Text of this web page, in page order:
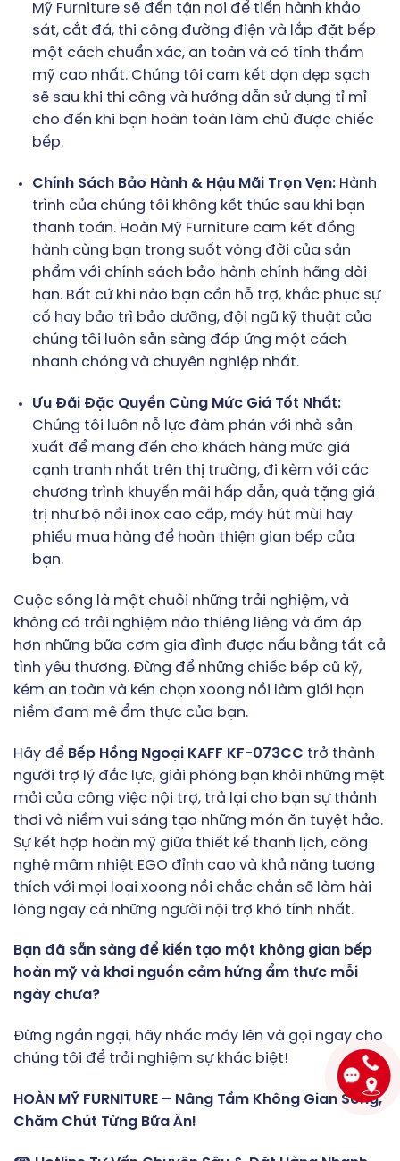
Mỹ Furniture sẽ đến tận nơi để tiến hành khảo
sát, cắt đá, thi công đường điện và lắp đặt bếp
một cách chuẩn xác, an toàn và có tính thẩm
mỹ cao nhất. Chúng tôi cam kết dọn dẹp sạch
sẽ sau khi thi công và hướng dẫn sử dụng tỉ mỉ
cho đến khi bạn hoàn toàn làm chủ được chiếc
bếp.
Chính Sách Bảo Hành & Hậu Mãi Trọn Vẹn:Hành
trình của chúng tôi không kết thúc sau khi bạn
thanh toán. Hoàn Mỹ Furniture cam kết đồng
hành cùng bạn trong suốt vòng đời của sản
phẩm với chính sách bảo hành chính hãng dài
hạn. Bất cứ khi nào bạn cần hỗ trợ, khắc phục sự
cố hay bảo trì bảo dưỡng, đội ngũ kỹ thuật của
chúng tôi luôn sẵn sàng đáp ứng một cách
nhanh chóng và chuyên nghiệp nhất.
Ưu Đãi Đặc Quyền Cùng Mức Giá Tốt Nhất:
Chúng tôi luôn nỗ lực đàm phán với nhà sản
xuất để mang đến cho khách hàng mức giá
cạnh tranh nhất trên thị trường, đi kèm với các
chương trình khuyến mãi hấp dẫn, quà tặng giá
trị như bộ nồi inox cao cấp, máy hút mùi hay
phiếu mua hàng để hoàn thiện gian bếp của
bạn.
Cuộc sống là một chuỗi những trải nghiệm, và
không có trải nghiệm nào thiêng liêng và ấm áp
hơn những bữa cơm gia đình được nấu bằng tất cả
tình yêu thương. Đừng để những chiếc bếp cũ kỹ,
kém an toàn và kén chọn xoong nồi làm giới hạn
niềm đam mê ẩm thực của bạn.
Hãy để Bếp Hồng Ngoại KAFF KF-073CC trở thành
người trợ lý đắc lực, giải phóng bạn khỏi những mệt
mỏi của công việc nội trợ, trả lại cho bạn sự thảnh
thơi và niềm vui sáng tạo những món ăn tuyệt hảo.
Sự kết hợp hoàn mỹ giữa thiết kế thanh lịch, công
nghệ mâm nhiệt EGO đỉnh cao và khả năng tương
thích với mọi loại xoong nồi chắc chắn sẽ làm hài
lòng ngay cả những người nội trợ khó tính nhất.
Bạn đã sẵn sàng để kiến tạo một không gian bếp
hoàn mỹ và khơi nguồn cảm hứng ẩm thực mỗi
ngày chưa?
Đừng ngần ngại, hãy nhấc máy lên và gọi ngay cho
chúng tôi để trải nghiệm sự khác biệt!
HOÀN MỸ FURNITURE – Nâng Tầm Không Gian Sống,
Chăm Chút Từng Bữa Ăn!